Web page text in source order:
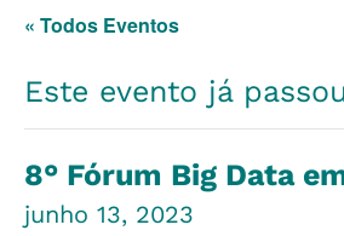
« Todos Eventos
Este evento já
8° Fórum Big Data
junho 13, 2023